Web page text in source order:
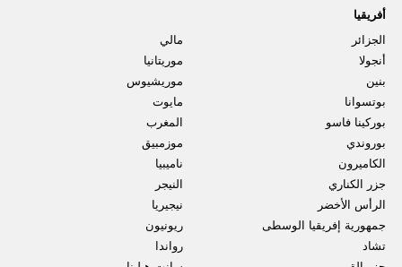
أفريقيا
الجزائر
أنجولا
بنين
بوتسوانا
بوركينا فاسو
بوروندي
الكاميرون
جزر الكناري
الرأس الأخضر
جمهورية إفريقيا الوسطى
تشاد
مالي
موريتانيا
موريشيوس
مايوت
المغرب
موزمبيق
ناميبيا
النيجر
نيجيريا
ريونيون
رواندا